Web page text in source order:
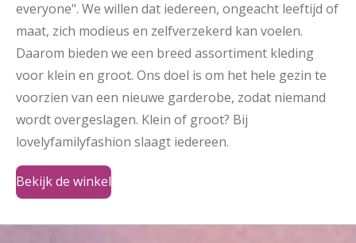
everyone". We willen dat iedereen, ongeacht leeftijd of
maat, zich modieus en zelfverzekerd kan voelen.
Daarom bieden we een breed assortiment kleding
voor klein en groot. Ons doel is om het hele gezin te
voorzien van een nieuwe garderobe, zodat niemand
wordt overgeslagen. Klein of groot? Bij
lovelyfamilyfashion slaagt iedereen.
Bekijk de winkel